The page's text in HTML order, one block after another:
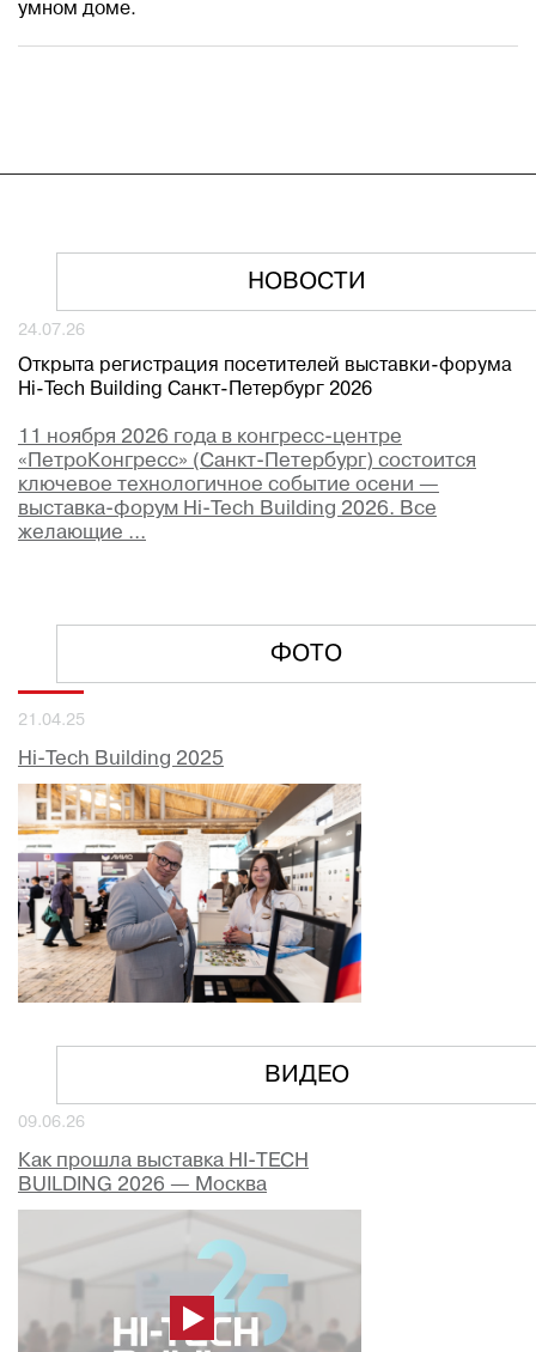
умном доме.
НОВОСТИ
24.07.26
Открыта регистрация посетителей выставки-форума
Hi-Tech Building Санкт-Петербург 2026
11 ноября 2026 года в конгресс-центре
«ПетроКонгресс» (Санкт-Петербург) состоится
ключевое технологичное событие осени —
выставка-форум Hi-Tech Building 2026. Все
желающие ...
ФОТО
21.04.25
Hi-Tech Building 2025
ВИДЕО
09.06.26
Как прошла выставка HI-TECH
BUILDING 2026 — Москва